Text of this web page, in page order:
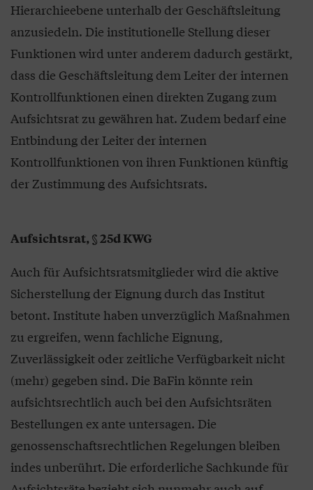
Hierarchieebene unterhalb der Geschäftsleitung
anzusiedeln. Die institutionelle Stellung dieser
Funktionen wird unter anderem dadurch gestärkt,
dass die Geschäftsleitung dem Leiter der internen
Kontrollfunktionen einen direkten Zugang zum
Aufsichtsrat zu gewähren hat. Zudem bedarf eine
Entbindung der Leiter der internen
Kontrollfunktionen von ihren Funktionen künftig
der Zustimmung des Aufsichtsrats.
Aufsichtsrat, § 25d KWG
Auch für Aufsichtsratsmitglieder wird die aktive
Sicherstellung der Eignung durch das Institut
betont. Institute haben unverzüglich Maßnahmen
zu ergreifen, wenn fachliche Eignung,
Zuverlässigkeit oder zeitliche Verfügbarkeit nicht
(mehr) gegeben sind. Die BaFin könnte rein
aufsichtsrechtlich auch bei den Aufsichtsräten
Bestellungen ex ante untersagen. Die
genossenschaftsrechtlichen Regelungen bleiben
indes unberührt. Die erforderliche Sachkunde für